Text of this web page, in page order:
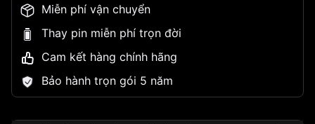
Miễn phí vận chuyển
Thay pin miễn phí trọn đời
Cam kết hàng chính hãng
Bảo hành trọn gói 5 năm